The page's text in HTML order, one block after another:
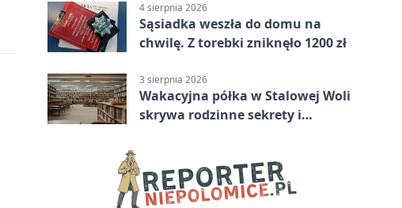
4 sierpnia 2026
Sąsiadka weszła do domu na
chwilę. Z torebki zniknęło 1200 zł
3 sierpnia 2026
Wakacyjna półka w Stalowej Woli
skrywa rodzinne sekrety i